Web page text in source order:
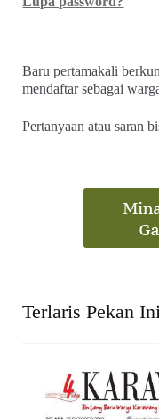
Baru pertamakali
mendaftar sebagai
Pertanyaan atau saran
Terlaris Pekan